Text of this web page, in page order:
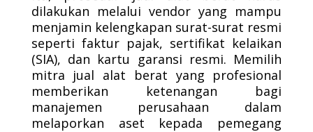
dilakukan melalui vendor yang mampu
menjamin kelengkapan surat-surat resmi
seperti faktur pajak, sertifikat kelaikan
(SIA), dan kartu garansi resmi. Memilih
mitra jual alat berat yang profesional
memberikan ketenangan bagi
manajemen perusahaan dalam
melaporkan aset kepada pemegang